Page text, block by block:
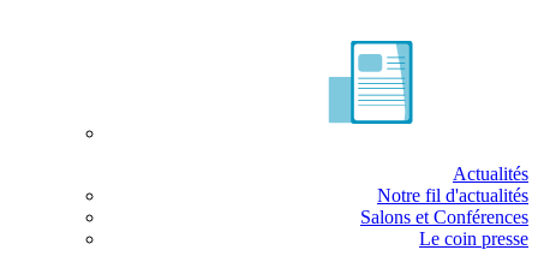
Actualités
Notre fil d'actualités
Salons et Conférences
Le coin presse